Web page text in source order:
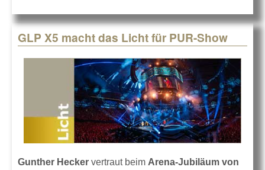
GLP X5 macht das Licht für PUR-Show
Gunther Hecker vertraut beim Arena-Jubiläum von